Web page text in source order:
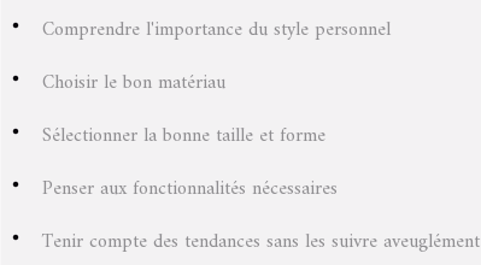
Comprendre l'importance du style personnel
Choisir le bon matériau
Sélectionner la bonne taille et forme
Penser aux fonctionnalités nécessaires
Tenir compte des tendances sans les suivre aveuglément